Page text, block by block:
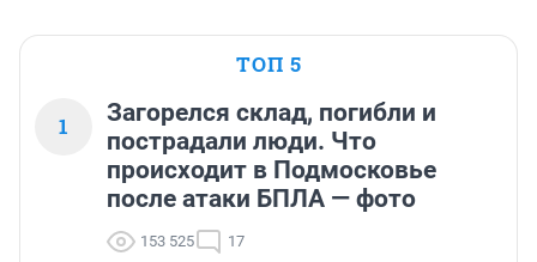
ТОП 5
1
Загорелся склад, погибли и
пострадали люди. Что
происходит в Подмосковье
после атаки БПЛА — фото
153 525 17